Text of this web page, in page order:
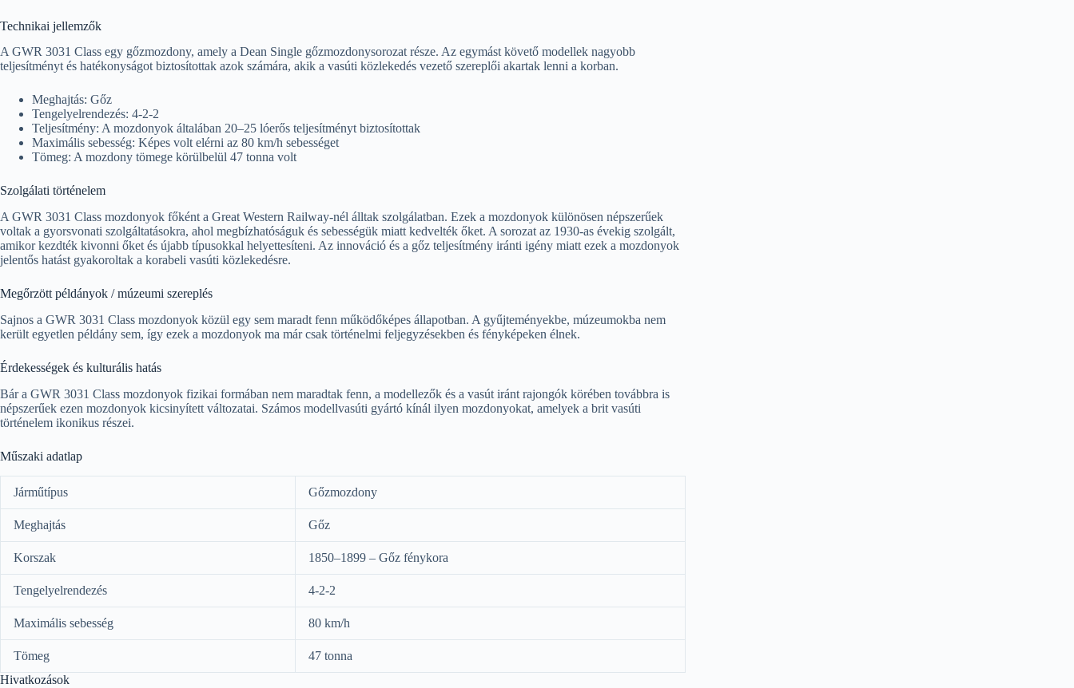
Technikai jellemzők
A GWR 3031 Class egy gőzmozdony, amely a Dean Single gőzmozdonysorozat része. Az egymást követő modellek nagyobb
teljesítményt és hatékonyságot biztosítottak azok számára, akik a vasúti közlekedés vezető szereplői akartak lenni a korban.
Meghajtás: Gőz
Tengelyelrendezés: 4-2-2
Teljesítmény: A mozdonyok általában 20–25 lóerős teljesítményt biztosítottak
Maximális sebesség: Képes volt elérni az 80 km/h sebességet
Tömeg: A mozdony tömege körülbelül 47 tonna volt
Szolgálati történelem
A GWR 3031 Class mozdonyok főként a Great Western Railway-nél álltak szolgálatban. Ezek a mozdonyok különösen népszerűek
voltak a gyorsvonati szolgáltatásokra, ahol megbízhatóságuk és sebességük miatt kedvelték őket. A sorozat az 1930-as évekig szolgált,
amikor kezdték kivonni őket és újabb típusokkal helyettesíteni. Az innováció és a gőz teljesítmény iránti igény miatt ezek a mozdonyok
jelentős hatást gyakoroltak a korabeli vasúti közlekedésre.
Megőrzött példányok / múzeumi szereplés
Sajnos a GWR 3031 Class mozdonyok közül egy sem maradt fenn működőképes állapotban. A gyűjteményekbe, múzeumokba nem
került egyetlen példány sem, így ezek a mozdonyok ma már csak történelmi feljegyzésekben és fényképeken élnek.
Érdekességek és kulturális hatás
Bár a GWR 3031 Class mozdonyok fizikai formában nem maradtak fenn, a modellezők és a vasút iránt rajongók körében továbbra is
népszerűek ezen mozdonyok kicsinyített változatai. Számos modellvasúti gyártó kínál ilyen mozdonyokat, amelyek a brit vasúti
történelem ikonikus részei.
Műszaki adatlap
Járműtípus Gőzmozdony
Meghajtás Gőz
Korszak 1850–1899 – Gőz fénykora
Tengelyelrendezés 4-2-2
Maximális sebesség 80 km/h
Tömeg
47 tonna
Hivatkozások